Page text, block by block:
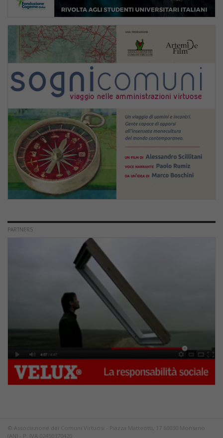
PARTNERS
© Associazione dei Comuni Virtuosi - Piazza Matteotti, 17 60030 Monsano
(AN) - P. IVA 02450370420